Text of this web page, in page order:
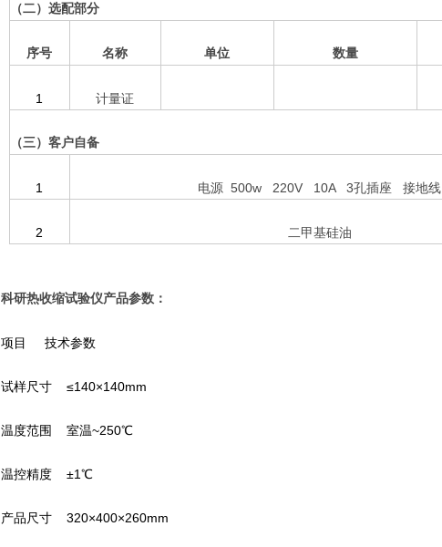
（二）选配部分
序号 名称 单位 数量
1 计量证
（三）客户自备
1 电源 500w 220V 10A 3孔插座 接地线
2 二甲基硅油
科研热收缩试验仪产品参数：
项目 技术参数
试样尺寸 ≤140×140mm
温度范围 室温~250℃
温控精度 ±1℃
产品尺寸 320×400×260mm